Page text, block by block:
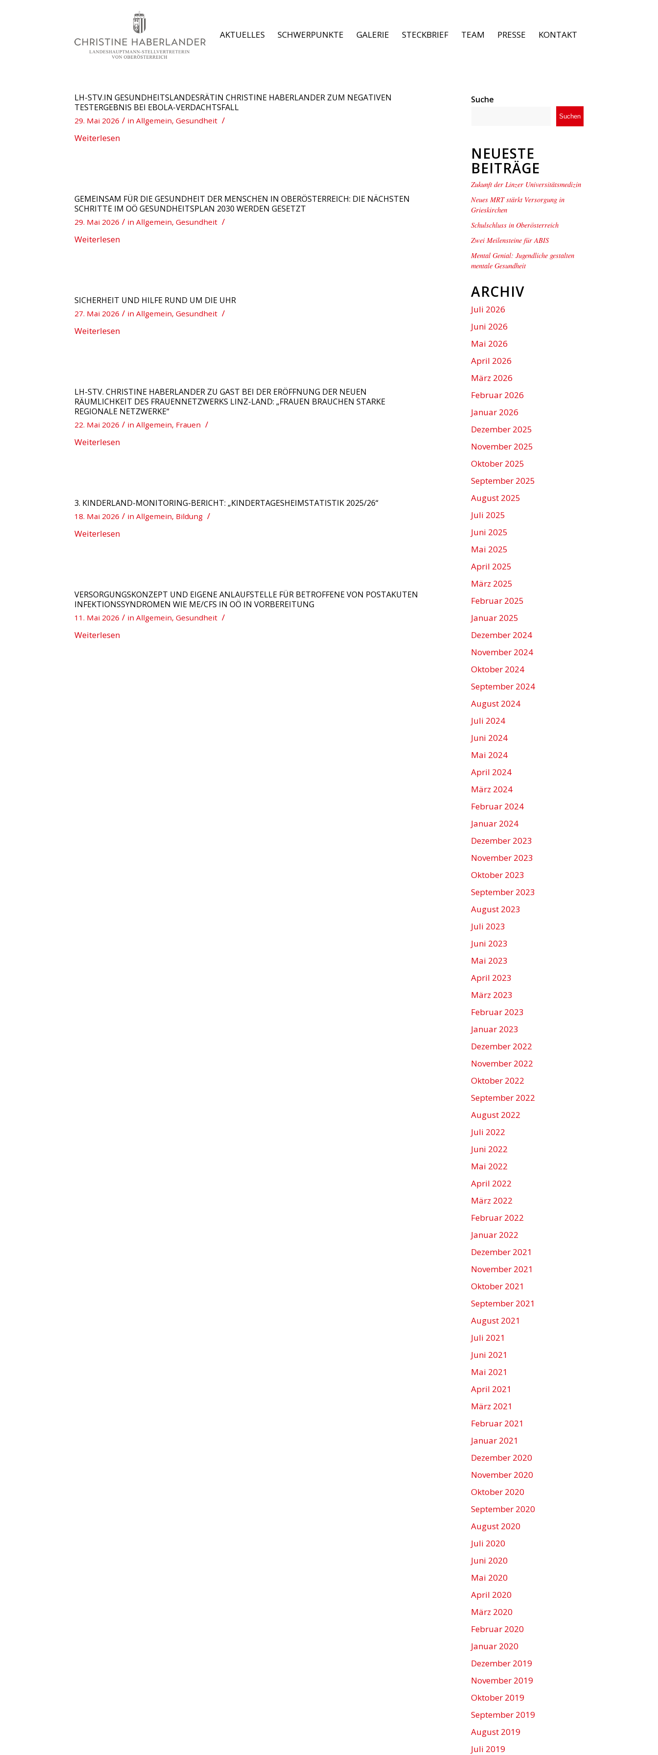
AKTUELLES SCHWERPUNKTE GALERIE STECKBRIEF TEAM PRESSE KONTAKT
LH-STV.IN GESUNDHEITSLANDESRÄTIN CHRISTINE HABERLANDER ZUM NEGATIVEN
TESTERGEBNIS BEI EBOLA-VERDACHTSFALL
29. Mai 2026 / in Allgemein, Gesundheit /
Weiterlesen
GEMEINSAM FÜR DIE GESUNDHEIT DER MENSCHEN IN OBERÖSTERREICH: DIE NÄCHSTEN
SCHRITTE IM OÖ GESUNDHEITSPLAN 2030 WERDEN GESETZT
29. Mai 2026 / in Allgemein, Gesundheit /
Weiterlesen
SICHERHEIT UND HILFE RUND UM DIE UHR
27. Mai 2026 / in Allgemein, Gesundheit /
Weiterlesen
LH-STV. CHRISTINE HABERLANDER ZU GAST BEI DER ERÖFFNUNG DER NEUEN
RÄUMLICHKEIT DES FRAUENNETZWERKS LINZ-LAND: „FRAUEN BRAUCHEN STARKE
REGIONALE NETZWERKE“
22. Mai 2026 / in Allgemein, Frauen /
Weiterlesen
3. KINDERLAND-MONITORING-BERICHT: „KINDERTAGESHEIMSTATISTIK 2025/26“
18. Mai 2026 / in Allgemein, Bildung /
Weiterlesen
VERSORGUNGSKONZEPT UND EIGENE ANLAUFSTELLE FÜR BETROFFENE VON POSTAKUTEN
INFEKTIONSSYNDROMEN WIE ME/CFS IN OÖ IN VORBEREITUNG
11. Mai 2026 / in Allgemein, Gesundheit /
Weiterlesen
Suche
Suchen
NEUESTE
BEITRÄGE
Zukunft der Linzer Universitätsmedizin
Neues MRT stärkt Versorgung in
Grieskirchen
Schulschluss in Oberösterreich
Zwei Meilensteine für ABIS
Mental Genial: Jugendliche gestalten
mentale Gesundheit
ARCHIV
Juli 2026
Juni 2026
Mai 2026
April 2026
März 2026
Februar 2026
Januar 2026
Dezember 2025
November 2025
Oktober 2025
September 2025
August 2025
Juli 2025
Juni 2025
Mai 2025
April 2025
März 2025
Februar 2025
Januar 2025
Dezember 2024
November 2024
Oktober 2024
September 2024
August 2024
Juli 2024
Juni 2024
Mai 2024
April 2024
März 2024
Februar 2024
Januar 2024
Dezember 2023
November 2023
Oktober 2023
September 2023
August 2023
Juli 2023
Juni 2023
Mai 2023
April 2023
März 2023
Februar 2023
Januar 2023
Dezember 2022
November 2022
Oktober 2022
September 2022
August 2022
Juli 2022
Juni 2022
Mai 2022
April 2022
März 2022
Februar 2022
Januar 2022
Dezember 2021
November 2021
Oktober 2021
September 2021
August 2021
Juli 2021
Juni 2021
Mai 2021
April 2021
März 2021
Februar 2021
Januar 2021
Dezember 2020
November 2020
Oktober 2020
September 2020
August 2020
Juli 2020
Juni 2020
Mai 2020
April 2020
März 2020
Februar 2020
Januar 2020
Dezember 2019
November 2019
Oktober 2019
September 2019
August 2019
Juli 2019